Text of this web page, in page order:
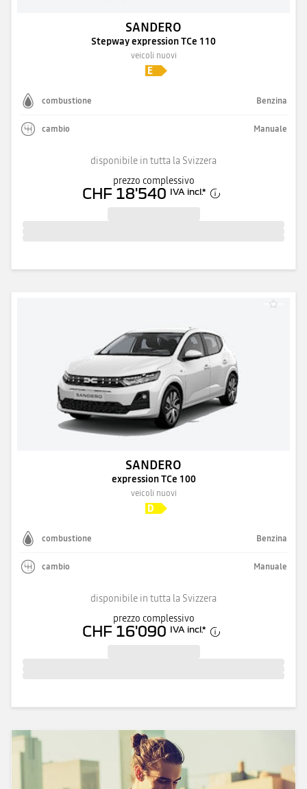
SANDERO
Stepway expression TCe 110
veicoli nuovi
combustione Benzina
cambio Manuale
disponibile in tutta la Svizzera
prezzo complessivo
CHF 18'540 IVA incl.*
SANDERO
expression TCe 100
veicoli nuovi
combustione Benzina
cambio Manuale
disponibile in tutta la Svizzera
prezzo complessivo
CHF 16'090 IVA incl.*